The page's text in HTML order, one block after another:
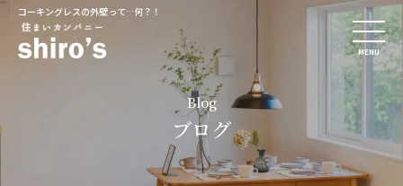
コーキングレスの外壁って…何？！
MENU
Blog
ブログ